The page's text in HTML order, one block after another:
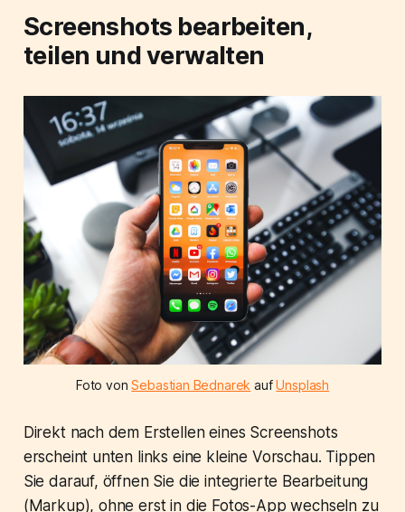
Screenshots bearbeiten,
teilen und verwalten
Foto vonSebastian Bednarek aufUnsplash
Direkt nach dem Erstellen eines Screenshots
erscheint unten links eine kleine Vorschau. Tippen
Sie darauf, öffnen Sie die integrierte Bearbeitung
(Markup), ohne erst in die Fotos-App wechseln zu